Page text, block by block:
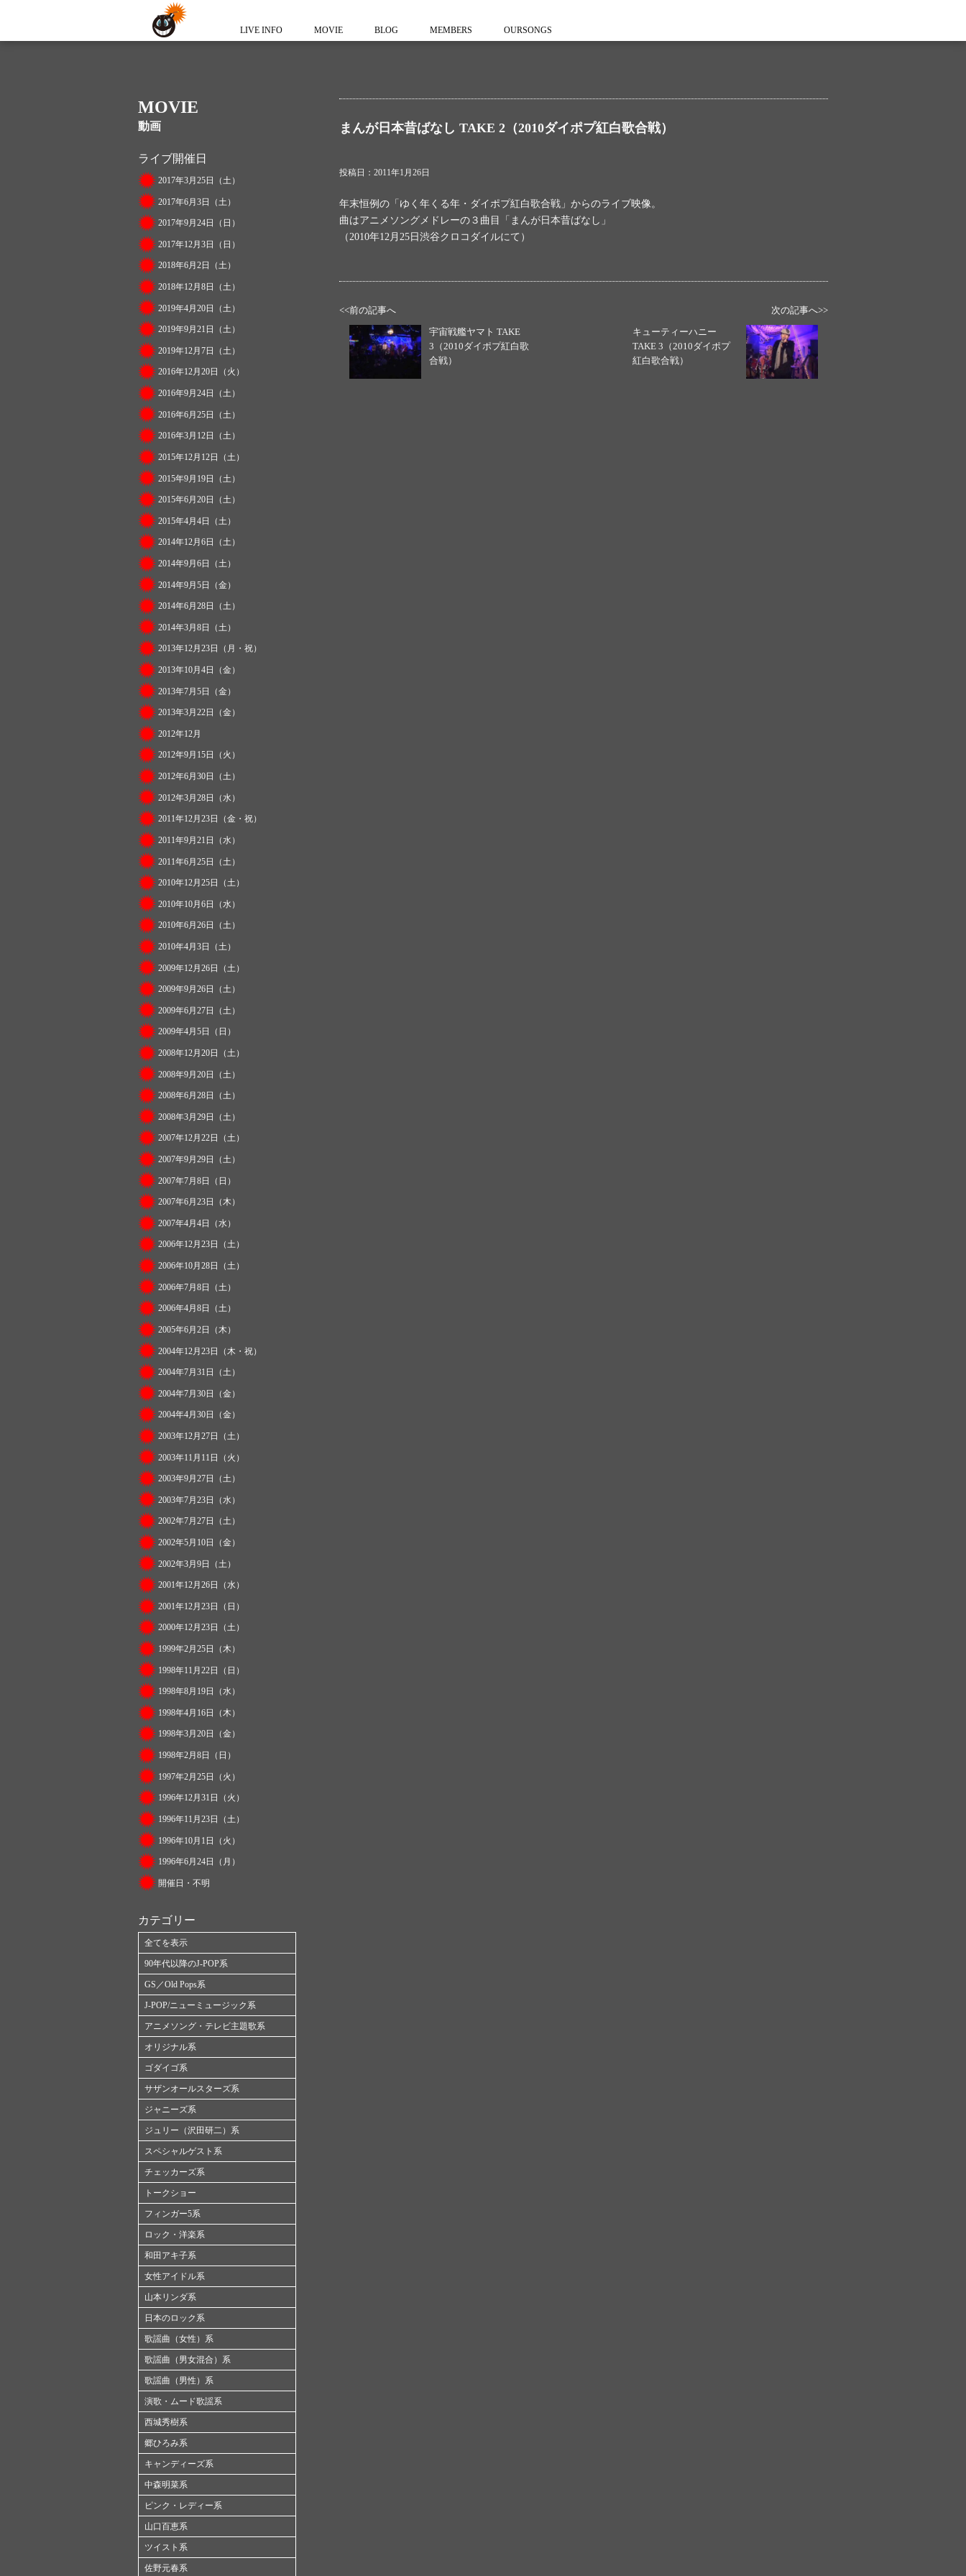
LIVE INFO MOVIE BLOG MEMBERS OURSONGS
MOVIE
動画
ライブ開催日
2017年3月25日（土）
2017年6月3日（土）
2017年9月24日（日）
2017年12月3日（日）
2018年6月2日（土）
2018年12月8日（土）
2019年4月20日（土）
2019年9月21日（土）
2019年12月7日（土）
2016年12月20日（火）
2016年9月24日（土）
2016年6月25日（土）
2016年3月12日（土）
2015年12月12日（土）
2015年9月19日（土）
2015年6月20日（土）
2015年4月4日（土）
2014年12月6日（土）
2014年9月6日（土）
2014年9月5日（金）
2014年6月28日（土）
2014年3月8日（土）
2013年12月23日（月・祝）
2013年10月4日（金）
2013年7月5日（金）
2013年3月22日（金）
2012年12月
2012年9月15日（火）
2012年6月30日（土）
2012年3月28日（水）
2011年12月23日（金・祝）
2011年9月21日（水）
2011年6月25日（土）
2010年12月25日（土）
2010年10月6日（水）
2010年6月26日（土）
2010年4月3日（土）
2009年12月26日（土）
2009年9月26日（土）
2009年6月27日（土）
2009年4月5日（日）
2008年12月20日（土）
2008年9月20日（土）
2008年6月28日（土）
2008年3月29日（土）
2007年12月22日（土）
2007年9月29日（土）
2007年7月8日（日）
2007年6月23日（木）
2007年4月4日（水）
2006年12月23日（土）
2006年10月28日（土）
2006年7月8日（土）
2006年4月8日（土）
2005年6月2日（木）
2004年12月23日（木・祝）
2004年7月31日（土）
2004年7月30日（金）
2004年4月30日（金）
2003年12月27日（土）
2003年11月11日（火）
2003年9月27日（土）
2003年7月23日（水）
2002年7月27日（土）
2002年5月10日（金）
2002年3月9日（土）
2001年12月26日（水）
2001年12月23日（日）
2000年12月23日（土）
1999年2月25日（木）
1998年11月22日（日）
1998年8月19日（水）
1998年4月16日（木）
1998年3月20日（金）
1998年2月8日（日）
1997年2月25日（火）
1996年12月31日（火）
1996年11月23日（土）
1996年10月1日（火）
1996年6月24日（月）
開催日・不明
カテゴリー
全てを表示
90年代以降のJ-POP系
GS／Old Pops系
J-POP/ニューミュージック系
アニメソング・テレビ主題歌系
オリジナル系
ゴダイゴ系
サザンオールスターズ系
ジャニーズ系
ジュリー（沢田研二）系
スペシャルゲスト系
チェッカーズ系
トークショー
フィンガー5系
ロック・洋楽系
和田アキ子系
女性アイドル系
山本リンダ系
日本のロック系
歌謡曲（女性）系
歌謡曲（男女混合）系
歌謡曲（男性）系
演歌・ムード歌謡系
西城秀樹系
郷ひろみ系
キャンディーズ系
中森明菜系
ピンク・レディー系
山口百恵系
ツイスト系
佐野元春系
まんが日本昔ばなし TAKE 2（2010ダイポプ紅白歌合戦）
投稿日：2011年1月26日
年末恒例の「ゆく年くる年・ダイポプ紅白歌合戦」からのライブ映像。
曲はアニメソングメドレーの３曲目「まんが日本昔ばなし」
（2010年12月25日渋谷クロコダイルにて）
<<前の記事へ
宇宙戦艦ヤマト TAKE
3（2010ダイポプ紅白歌
合戦）
次の記事へ>>
キューティーハニー
TAKE 3（2010ダイポプ
紅白歌合戦）